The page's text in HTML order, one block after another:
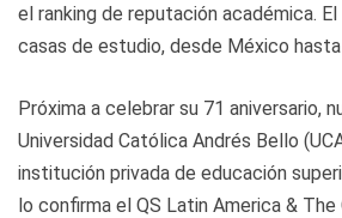
el ranking de reputación académica.
casas de estudio, desde México
Próxima a celebrar su 71 aniversario,
Universidad Católica Andrés Bello
institución privada de educación
lo confirma el QS Latin America & The